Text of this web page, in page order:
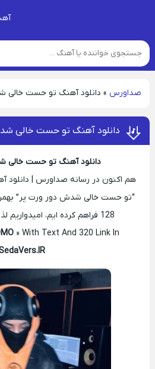
صداورس » دانلود آهنگ تو حست خالی
دانلود آهنگ تو حست خالی
دانلود آهنگ تو حست خالی
هم اکنون در رسانه صداورس | دانلود
128 فراهم کرده ایم، امیدواریم لذت کافی را برده باشید
» With Text And 320 Link In